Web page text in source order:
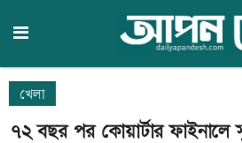
খেলা
৭২ বছর পর কোয়ার্টার ফাইনালে